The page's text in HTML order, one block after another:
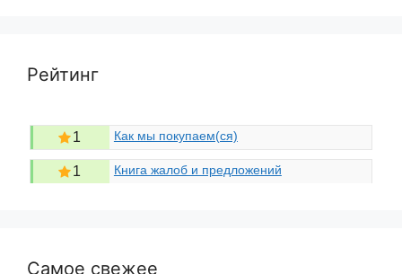
Рейтинг
1 Как мы покупаем(ся)
1 Книга жалоб и предложений
Самое свежее